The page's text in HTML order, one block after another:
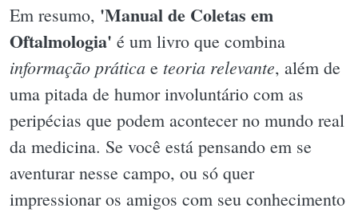
Em resumo, 'Manual de Coletas em
Oftalmologia' é um livro que combina
informação prática e teoria relevante, além de
uma pitada de humor involuntário com as
peripécias que podem acontecer no mundo real
da medicina. Se você está pensando em se
aventurar nesse campo, ou só quer
impressionar os amigos com seu conhecimento